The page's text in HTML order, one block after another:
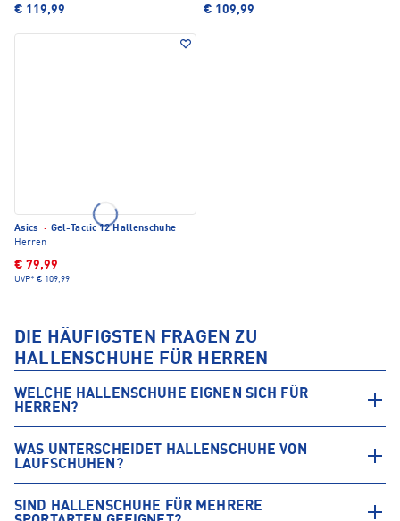
€ 119,99 € 109,99
Asics · Gel-Tactic 12 Hallenschuhe
Herren
€ 79,99
UVP* € 109,99
DIE HÄUFIGSTEN FRAGEN ZU
HALLENSCHUHE FÜR HERREN
WELCHE HALLENSCHUHE EIGNEN SICH FÜR
HERREN?
WAS UNTERSCHEIDET HALLENSCHUHE VON
LAUFSCHUHEN?
SIND HALLENSCHUHE FÜR MEHRERE